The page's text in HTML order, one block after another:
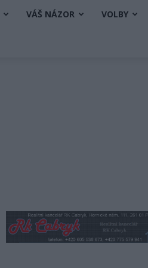
VÁŠ NÁZOR VOLBY